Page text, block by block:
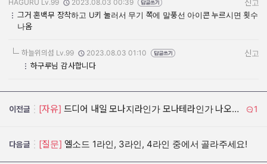
작성자:
HAGURU Lv.99
작성일:
2023.08.03 00:39
신고
그거 혼백무 장착하고 U키 눌러서 무기 쪽에 말풍선 아이콘 누르시면 횟수
나옴
작성자:
하늘위의섬 Lv.99
작성일:
2023.08.03 01:10
신고
하구루님 감사합니다
이전글 [자유] 드디어 내일 모나지라인가 모나테라인가 나오는건가 1
다음글 [질문] 엘소드 1라인, 3라인, 4라인 중에서 골라주세요!